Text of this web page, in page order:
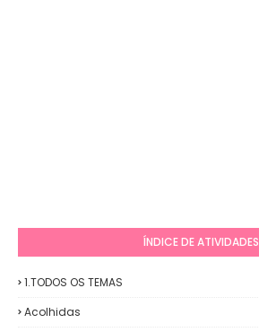
ÍNDICE DE ATIVIDADES
1.TODOS OS TEMAS
Acolhidas